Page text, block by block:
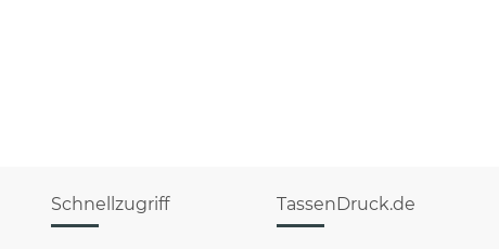
Schnellzugriff TassenDruck.de